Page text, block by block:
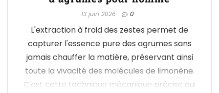
13 juin 2026 0
L'extraction à froid des zestes permet de
capturer l'essence pure des agrumes sans
jamais chauffer la matière, préservant ainsi
toute la vivacité des molécules de limonène.
C'est cette technique mécanique précise qui